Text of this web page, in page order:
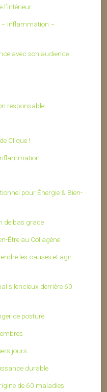
l’intérieur
– inflammation –
avec son audience
responsable
Clique !
pour Énergie & Bien-
de bas grade
Être au Collagène
les causes et agir
silencieux derrière 60
de posture
jours
durable
de 60 maladies